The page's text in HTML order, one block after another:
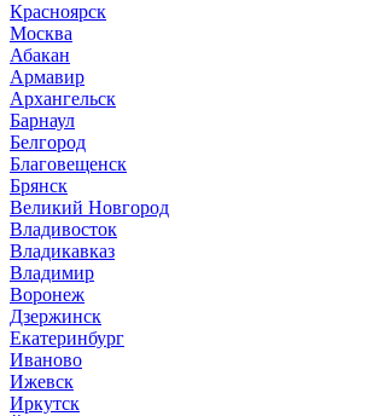
Красноярск
Москва
Абакан
Армавир
Архангельск
Барнаул
Белгород
Благовещенск
Брянск
Великий Новгород
Владивосток
Владикавказ
Владимир
Воронеж
Дзержинск
Екатеринбург
Иваново
Ижевск
Иркутск